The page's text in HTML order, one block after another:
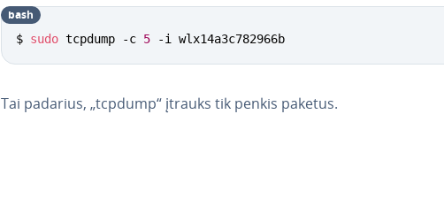
$ sudo tcpdump -c 5 -i wlx14a3c782966b
bash
Tai padarius, „tcpdump“ įtrauks tik penkis paketus.